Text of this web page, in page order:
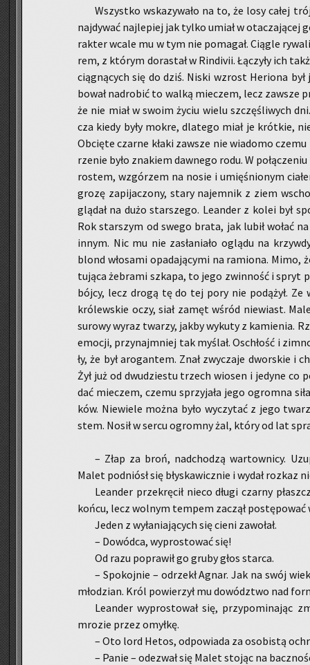
Wszyst­ko wska­zy­wa­ło na to, że losy całej
naj­dy­wać naj­le­piej jak tylko umiał w ota­cza­ją­cej
rak­ter wcale mu w tym nie po­ma­gał. Cią­gle
rem, z któ­rym do­ra­stał w Rin­di­vii. Łą­czy­ły ich
cią­gną­cych się do dziś. Niski wzrost He­rio­na
bo­wał nad­ro­bić to walką mie­czem, lecz za­wsze
że nie miał w swoim życiu wielu szczę­śli­wych
cza kiedy były mokre, dla­te­go miał je krót­kie,
Ob­cię­te czar­ne kłaki za­wsze nie wia­do­mo
rze­nie było zna­kiem daw­ne­go rodu. W
ro­stem, wzgó­rzem na nosie i umię­śnio­nym
grozę za­pi­ja­czo­ny, stary na­jem­nik z ziem
glą­dał na dużo star­sze­go. Le­an­der z kolei był
Rok star­szym od swego brata, jak lubił wołać
innym. Nic mu nie za­sła­nia­ło oglą­du na
blond wło­sa­mi opa­da­ją­cy­mi na ra­mio­na. Mimo,
tu­ją­ca że­bra­mi szka­pa, to jego zwin­ność i spryt
bój­cy, lecz drogą tę do tej pory nie po­dą­żył. Ze
kró­lew­skie oczy, siał zamęt wśród nie­wiast.
su­ro­wy wyraz twa­rzy, jakby wy­ku­ty z ka­mie­nia.
emo­cji, przy­naj­mniej tak my­ślał. Oschłość i
ły, że był aro­gan­tem. Znał zwy­cza­je dwor­skie i
Żył już od dwu­dzie­stu trzech wio­sen i je­dy­ne
dać mie­czem, czemu sprzy­ja­ła jego ogrom­na
ków. Nie­wie­le można było wy­czy­tać z jego
stem. Nosił w sercu ogrom­ny żal, który od lat
– Złap za broń, nad­cho­dzą war­tow­ni­cy.
Malet pod­niósł się bły­ska­wicz­nie i wydał roz­kaz
Le­an­der prze­krę­cił nieco długi czar­ny
końcu, lecz wol­nym tem­pem za­czął po­stę­po­wać
Jeden z wy­ła­nia­ją­cych się cieni za­wo­łał.
– Do­wód­ca, wy­pro­sto­wać się!
Od razu po­pra­wił go gruby głos star­ca.
– Spo­koj­nie – od­rzekł Agnar. Jak na swój
mło­dzian. Król po­wie­rzył mu do­wódz­two nad
Le­an­der wy­pro­sto­wał się, przy­po­mi­na­jąc
mro­zie przez omył­kę.
– Oto lord Hetos, od­po­wia­da za oso­bi­stą
– Panie – ode­zwał się Malet sto­jąc na